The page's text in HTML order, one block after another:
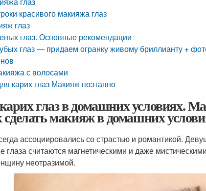
красивого макияжа глаз
глаз
глаз. Основные рекомендации
глаз — придаем огранку живому бриллианту +
с волосами
карих глаз Макияж поэтапно
глаз в домашних условиях.
макияж в домашних
ассоциировались со страстью и романтикой.
глаза считаются магнетическими и даже
неотразимой.